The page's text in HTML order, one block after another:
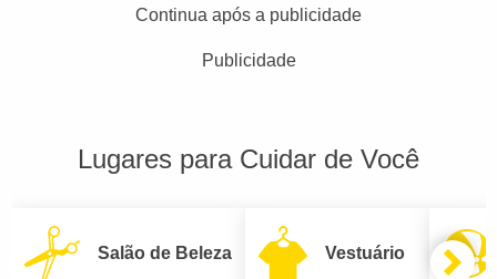
Continua após a publicidade
Publicidade
Lugares para Cuidar de Você
Salão de Beleza Vestuário